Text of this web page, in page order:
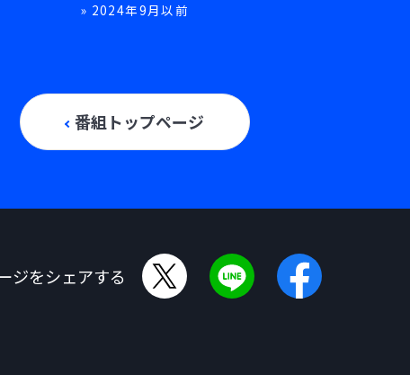
» 2024年9月以前
番組トップページ
ジをシェアする